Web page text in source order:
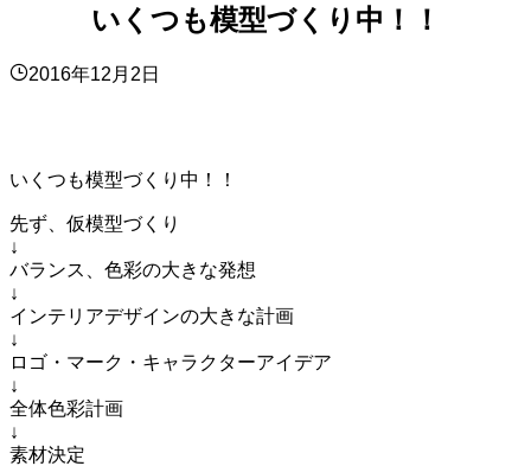
いくつも模型づくり中！！
2016年12月2日
いくつも模型づくり中！！
先ず、仮模型づくり
↓
バランス、色彩の大きな発想
↓
インテリアデザインの大きな計画
↓
ロゴ・マーク・キャラクターアイデア
↓
全体色彩計画
↓
素材決定